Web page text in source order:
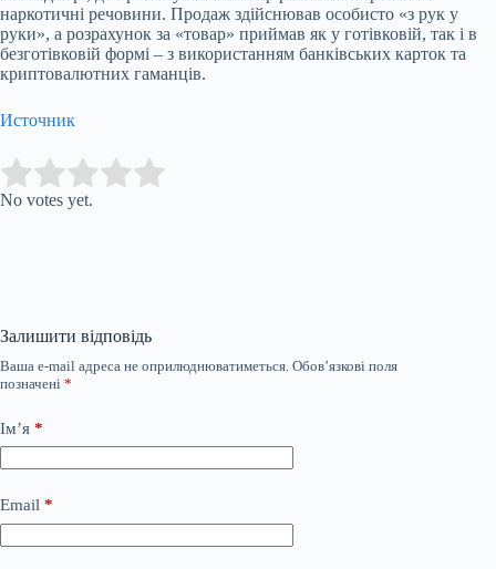
наркотичні речовини. Продаж здійснював особисто «з рук у
руки», а розрахунок за «товар» приймав як у готівковій, так і в
безготівковій формі – з використанням банківських карток та
криптовалютних гаманців.
Источник
Rate this item:
No votes yet.
Залишити відповідь
Ваша e-mail адреса не оприлюднюватиметься. Обов’язкові поля
позначені *
Ім’я *
Email *